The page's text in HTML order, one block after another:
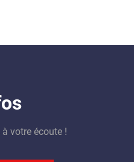
votre écoute !